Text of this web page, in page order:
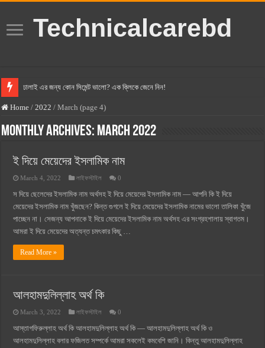
Technicalcarebd
ঢালাই এর জন্য কোন সিমেন্ট ভালো? এক ক্লিকে জেনে নিন!
বসুন্ধরা সিমেন্ট এর দাম ২০২৫
স্ক্যান সিমেন্ট এর দাম ২০২৫
সুপারক্রিট সিমেন্ট দাম ২০২৫
জুডিশিয়াল ম্যাজিস্ট্রেট কি? জুডিশিয়াল ম্যাজিস্ট্রেট এর সুযোগ সুবিধা
ওয়ালটন টিভি কিস্তিতে কেনার নিয়ম ২০২৫
গ্রামে লাভজনক ব্যবসা ২০২৫ ও গ্রামের বাজারে ব্যবসার আইডিয়া
জেনে নিন, বর্তমানে মোবাইল ঘড়ি দাম কত ২০২৫
Home / 2022 / March (page 4)
Monthly Archives: March 2022
ই দিয়ে মেয়েদের ইসলামিক নাম
March 4, 2022 লাইফস্টাইল 0
স দিয়ে ছেলেদের ইসলামিক নাম অর্থসহ ই দিয়ে মেয়েদের ইসলামিক নাম — আপনি কি ই দিয়ে
মেয়েদের ইসলামিক নাম খুঁজছেন? কিন্ত গুগলে ই দিয়ে মেয়েদের ইসলামিক নামের ভালো তালিকা খুঁজে
পাচ্ছেন না। সেজন্য আপনাকে ই দিয়ে মেয়েদের ইসলামিক নাম অর্থসহ এর সংগ্রহশালায় স্বাগতম।
আমরা ই দিয়ে মেয়েদের অত্যন্ত চমৎকার কিছু …
Read More »
আলহামদুলিল্লাহ অর্থ কি
March 3, 2022 লাইফস্টাইল 0
আস্তাগফিরুল্লাহ অর্থ কি আলহামদুলিল্লাহ অর্থ কি — আলহামদুলিল্লাহ অর্থ কি ও
আলহামদুলিল্লাহ বলার ফজিলত সম্পর্কে আমরা সকলেই কমবেশি জানি। কিন্তু আলহামদুলিল্লাহ